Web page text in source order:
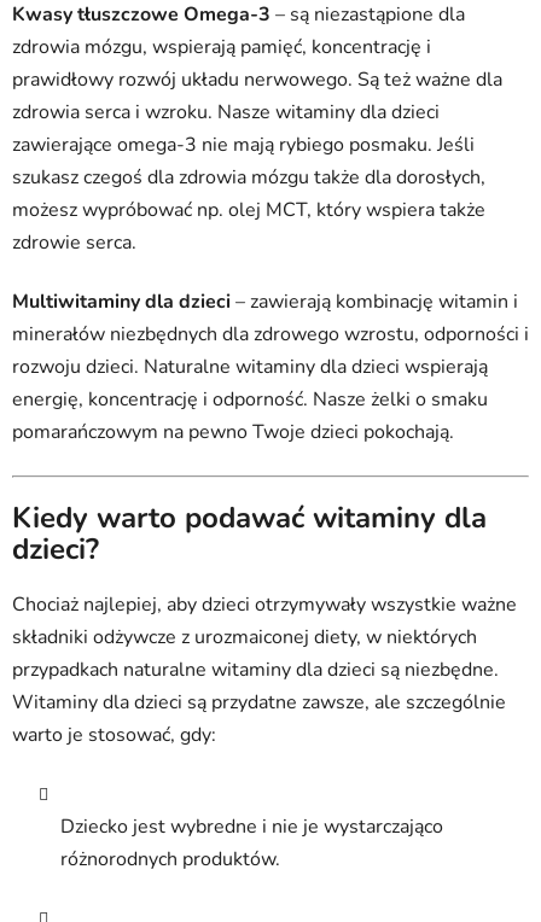
Kwasy tłuszczowe Omega-3 – są niezastąpione dla
zdrowia mózgu, wspierają pamięć, koncentrację i
prawidłowy rozwój układu nerwowego. Są też ważne dla
zdrowia serca i wzroku. Nasze witaminy dla dzieci
zawierające omega-3 nie mają rybiego posmaku. Jeśli
szukasz czegoś dla zdrowia mózgu także dla dorosłych,
możesz wypróbować np. olej MCT, który wspiera także
zdrowie serca.
Multiwitaminy dla dzieci– zawierają kombinację witamin i
minerałów niezbędnych dla zdrowego wzrostu, odporności i
rozwoju dzieci. Naturalne witaminy dla dzieci wspierają
energię, koncentrację i odporność. Nasze żelki o smaku
pomarańczowym na pewno Twoje dzieci pokochają.
Kiedy warto podawać witaminy dla
dzieci?
Chociaż najlepiej, aby dzieci otrzymywały wszystkie ważne
składniki odżywcze z urozmaiconej diety, w niektórych
przypadkach naturalne witaminy dla dzieci są niezbędne.
Witaminy dla dzieci są przydatne zawsze, ale szczególnie
warto je stosować, gdy:
Dziecko jest wybredne i nie je wystarczająco
różnorodnych produktów.